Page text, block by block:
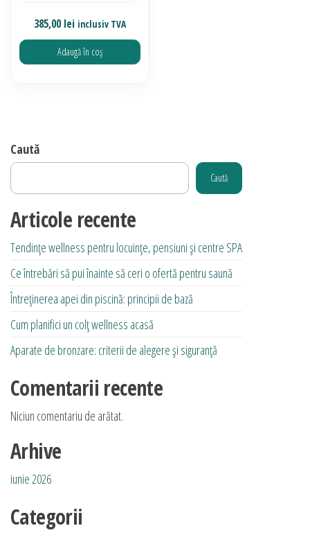
385,00lei inclusiv TVA
Adaugă în coș
Caută
Caută
Articole recente
Tendințe wellness pentru locuințe, pensiuni și centre SPA
Ce întrebări să pui înainte să ceri o ofertă pentru saună
Întreținerea apei din piscină: principii de bază
Cum planifici un colț wellness acasă
Aparate de bronzare: criterii de alegere și siguranță
Comentarii recente
Niciun comentariu de arătat.
Arhive
iunie 2026
Categorii